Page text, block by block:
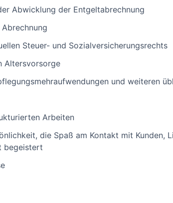
Abwicklung der Entgeltabrechnung
Steuer- und Sozialversicherungsrechts
Altersvorsorge
und weiteren
Arbeiten
die Spaß am Kontakt mit Kunden,
begeistert